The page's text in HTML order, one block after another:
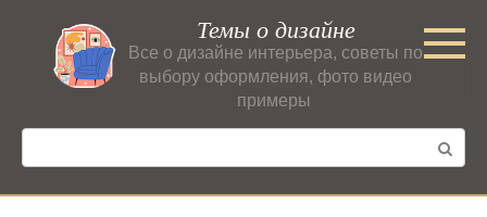
контенту
Темы о дизайне
Все о дизайне интерьера, советы по
выбору оформления, фото видео
примеры
Поиск: